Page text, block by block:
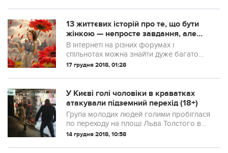
13 життєвих історій про те, що бути
жінкою — непросте завдання, але
веселе
В інтернеті на різних форумах і
спільнотах можна знайти дуже багато
кумедних, милих і курйозних історій. І
про жінок. Ми зібрали кілька таких
жіночих історій, які щедро просякнуті
гумором і легким настроєм.
17 грудня 2018, 01:28
У Києві голі чоловіки в краватках
атакували підземний перехід (18+)
Група молодих людей голими пробіглася
по переходу на площі Льва Толстого в
Києві напередодні ввечері, 13 грудня,
14 грудня 2018, 10:58